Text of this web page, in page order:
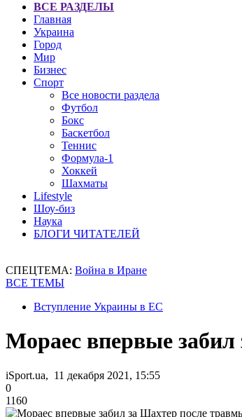
ВСЕ РАЗДЕЛЫ
Главная
Украина
Город
Мир
Бизнес
Спорт
Все новости раздела
Футбол
Бокс
Баскетбол
Теннис
Формула-1
Хоккей
Шахматы
Lifestyle
Шоу-биз
Наука
БЛОГИ ЧИТАТЕЛЕЙ
СПЕЦТЕМА: Война в Иране
ВСЕ ТЕМЫ
Вступление Украины в ЕС
Мораес впервые
iSport.ua, 11 декабря 2021, 15:55
0
1160